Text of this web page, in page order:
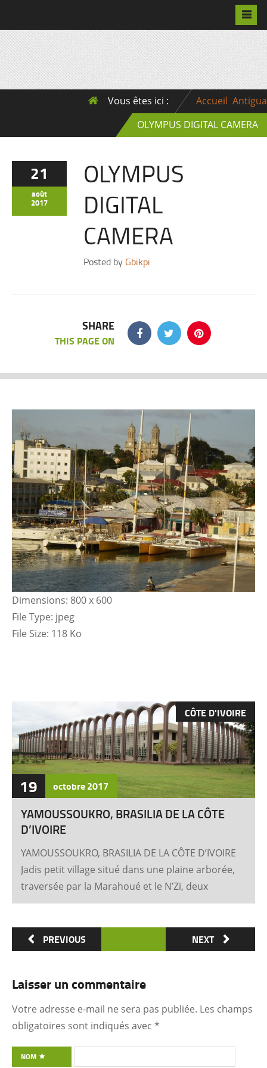
Vous êtes ici : Accueil Antigua
OLYMPUS DIGITAL CAMERA
21
août
2017
OLYMPUS
DIGITAL
CAMERA
Posted by Gbikpi
SHARE
THIS PAGE ON
Dimensions: 800 x 600
File Type: jpeg
File Size: 118 Ko
CÔTE D'IVOIRE
19 octobre2017
YAMOUSSOUKRO, BRASILIA DE LA CÔTE
D’IVOIRE
YAMOUSSOUKRO, BRASILIA DE LA CÔTE D’IVOIRE
Jadis petit village situé dans une plaine arborée,
traversée par la Marahoué et le N’Zi, deux
affluents du Bandama, Yamoussoukro est
synonyme de la Côte d’Ivoire Un symbole
universel Créée ex nihilo au centre du pays à
un événement majeur dans l’histoire de
l’urbanisme de la Côte d’Ivoire. Félix Houphouët-
Boigny et ses architectes (Pierre Fakhoury et
Clément Cacoub pour la Fondation FHB, …) ont
PREVIOUS NEXT
Laisser un commentaire
Votre adresse e-mail ne sera pas publiée. Les champs
obligatoires sont indiqués avec *
NOM